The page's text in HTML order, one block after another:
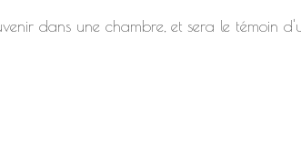
dans une chambre, et sera le témoin